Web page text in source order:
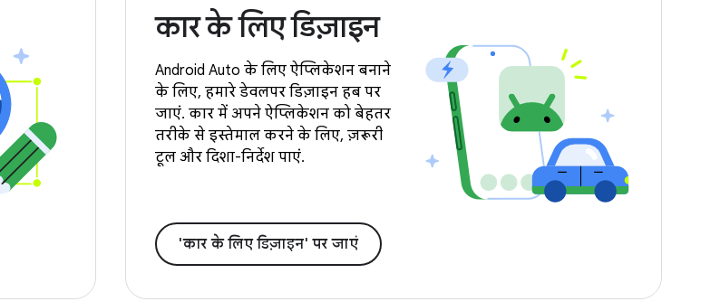
कार के लिए डिज़ाइन
Android Auto के लिए ऐप्लिकेशन बनाने
के लिए, हमारे डेवलपर डिज़ाइन हब पर
जाएं. कार में अपने ऐप्लिकेशन को बेहतर
तरीके से इस्तेमाल करने के लिए, ज़रूरी
टूल और दिशा-निर्देश पाएं.
'कार के लिए डिज़ाइन' पर जाएं